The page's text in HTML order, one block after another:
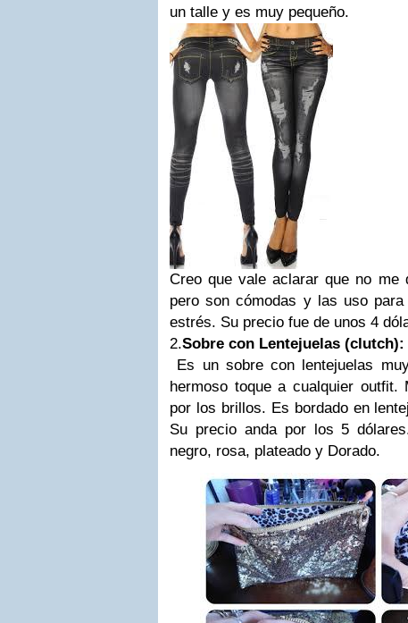
un talle y es muy pequeño.
Creo que vale aclarar que no me
pero son cómodas y las uso
estrés. Su precio fue de unos 4
2.Sobre con Lentejuelas (clutch):
Es un sobre con lentejuelas
hermoso toque a cualquier outfit.
por los brillos. Es bordado en
Su precio anda por los 5
negro, rosa, plateado y Dorado.